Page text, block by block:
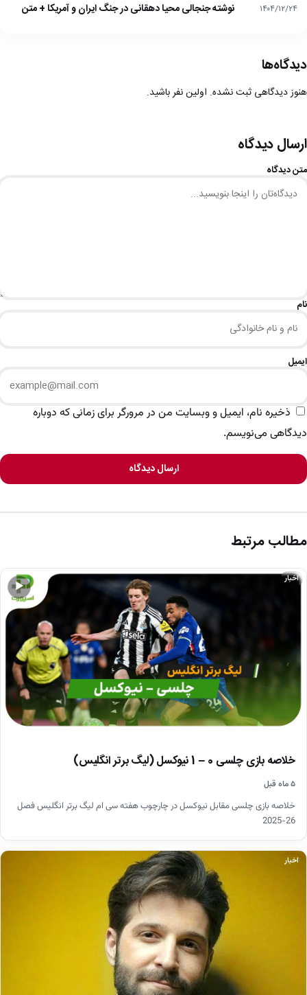
۱۴۰۴/۱۲/۲۴ نوشته جنجالی محیا دهقانی در جنگ ایران و آمریکا + متن
دیدگاه‌ها
هنوز دیدگاهی ثبت نشده. اولین نفر باشید.
ارسال دیدگاه
متن دیدگاه
نام
ایمیل
ذخیره نام، ایمیل و وبسایت من در مرورگر برای زمانی که دوباره
دیدگاهی می‌نویسم.
ارسال دیدگاه
مطالب مرتبط
▶
اخبار
خلاصه بازی چلسی 0 – 1 نیوکسل (لیگ برتر انگلیس)
۵ ماه قبل
خلاصه بازی چلسی مقابل نیوکسل در چارچوب هفته سی ام لیگ برتر انگلیس فصل
26-2025
اخبار